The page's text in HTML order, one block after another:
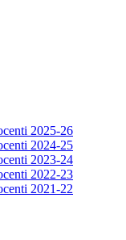
2025-26
2024-25
2023-24
2022-23
2021-22